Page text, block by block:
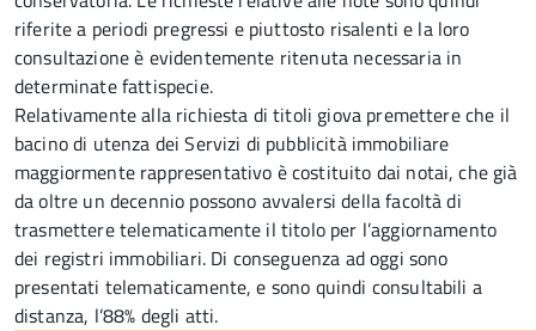
riferite a periodi pregressi e piuttosto risalenti e la loro
consultazione è evidentemente ritenuta necessaria in
determinate fattispecie.
Relativamente alla richiesta di titoli giova premettere che il
bacino di utenza dei Servizi di pubblicità immobiliare
maggiormente rappresentativo è costituito dai notai, che già
da oltre un decennio possono avvalersi della facoltà di
trasmettere telematicamente il titolo per l’aggiornamento
dei registri immobiliari. Di conseguenza ad oggi sono
presentati telematicamente, e sono quindi consultabili a
distanza, l’88% degli atti.